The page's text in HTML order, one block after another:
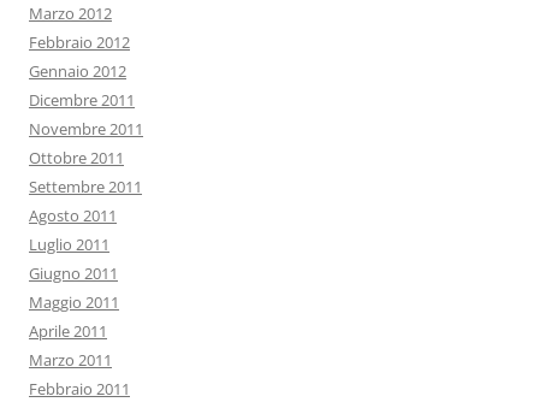
Marzo 2012
Febbraio 2012
Gennaio 2012
Dicembre 2011
Novembre 2011
Ottobre 2011
Settembre 2011
Agosto 2011
Luglio 2011
Giugno 2011
Maggio 2011
Aprile 2011
Marzo 2011
Febbraio 2011